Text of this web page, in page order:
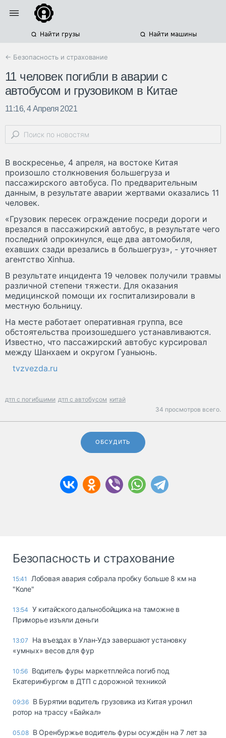
Найти грузы Найти машины
← Безопасность и страхование
11 человек погибли в аварии с
автобусом и грузовиком в Китае
11:16, 4 Апреля 2021
В воскресенье, 4 апреля, на востоке Китая
произошло столкновения большегруза и
пассажирского автобуса. По предварительным
данным, в результате аварии жертвами оказались 11
человек.
«Грузовик пересек ограждение посреди дороги и
врезался в пассажирский автобус, в результате чего
последний опрокинулся, еще два автомобиля,
ехавших сзади врезались в большегруз», - уточняет
агентство Xinhua.
В результате инцидента 19 человек получили травмы
различной степени тяжести. Для оказания
медицинской помощи их госпитализировали в
местную больницу.
На месте работает оперативная группа, все
обстоятельства произошедшего устанавливаются.
Известно, что пассажирский автобус курсировал
между Шанхаем и округом Гуаньюнь.
tvzvezda.ru
дтп с погибшими дтп с автобусом китай
34 просмотров всего.
ОБСУДИТЬ
Безопасность и страхование
15:41
Лобовая авария собрала пробку больше 8 км на
"Коле"
13:54 У китайского дальнобойщика на таможне в
Приморье изъяли деньги
13:07
Ha въeздax в Улaн-Удэ зaвepшaют ycтaнoвкy
«yмныx» вecoв для фyp
10:56 Водитель фуры маркетплейса погиб под
Екатеринбургом в ДТП с дорожной техникой
09:36 В Бурятии водитель грузовика из Китая уронил
ротор на трассу «Байкал»
05.08 В Оренбуржье водитель фуры осуждён на 7 лет за